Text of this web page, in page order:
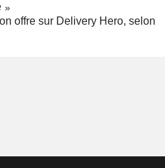
offre sur Delivery Hero, selon